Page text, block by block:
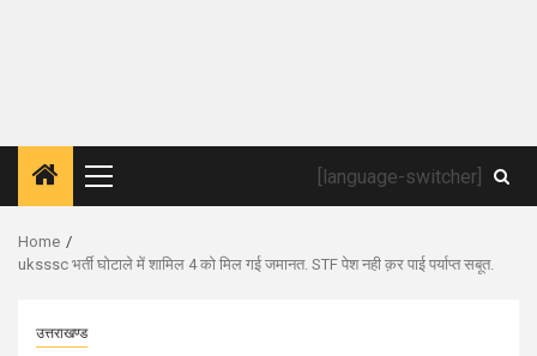
Primary
Menu
[language-switcher]
Home
uksssc भर्ती घोटाले में शामिल 4 को मिल गई जमानत. STF पेश नही क़र पाई पर्याप्त सबूत.
उत्तराखण्ड